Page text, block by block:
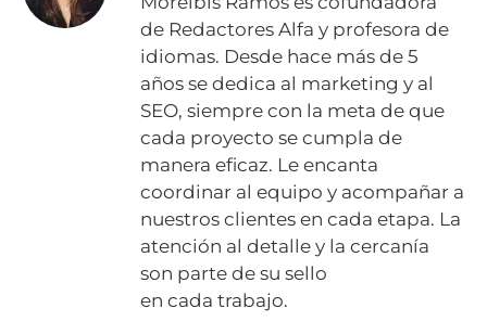
de Redactores Alfa y profesora de
idiomas. Desde hace más de 5
años se dedica al marketing y al
SEO, siempre con la meta de que
cada proyecto se cumpla de
manera eficaz. Le encanta
coordinar al equipo y acompañar a
nuestros clientes en cada etapa. La
atención al detalle y la cercanía
son parte de su sello
en cada trabajo.